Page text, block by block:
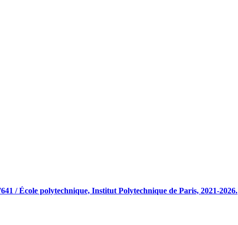
/ École polytechnique, Institut Polytechnique de Paris, 2021-2026.